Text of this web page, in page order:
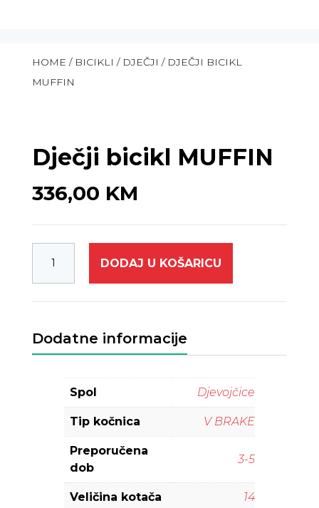
HOME / BICIKLI / DJEČJI / DJEČJI BICIKL
MUFFIN
Dječji bicikl MUFFIN
336,00 KM
DODAJ U KOŠARICU
Dodatne informacije
Spol Djevojčice
Tip kočnica V BRAKE
Preporučena
dob
3-5
Veličina kotača 14